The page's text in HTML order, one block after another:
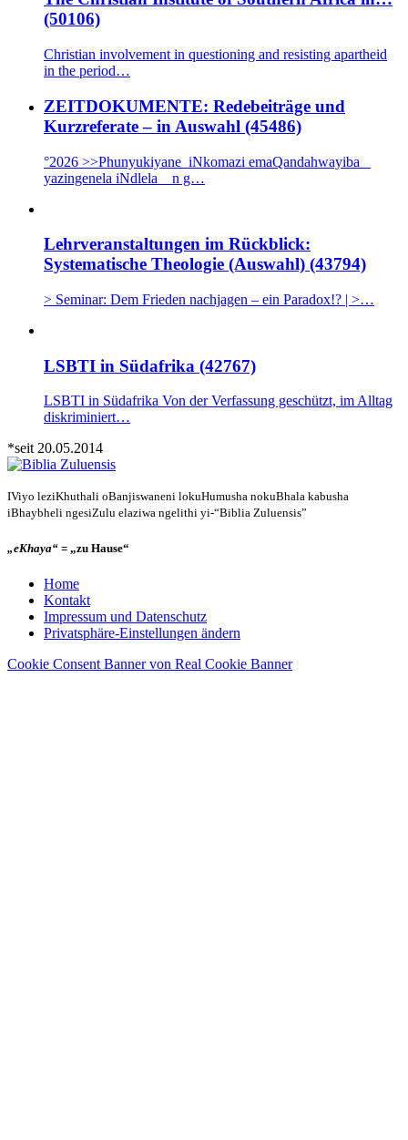
(50106)
Christian involvement in questioning and resisting apartheid
in the period…
ZEITDOKUMENTE: Redebeiträge und
Kurzreferate – in Auswahl (45486)
°2026 >>Phunyukiyane iNkomazi emaQandahwayiba _
yazingenela iNdlela n g…
Lehrveranstaltungen im Rückblick:
Systematische Theologie (Auswahl) (43794)
> Seminar: Dem Frieden nachjagen – ein Paradox!? | >…
LSBTI in Südafrika (42767)
LSBTI in Südafrika Von der Verfassung geschützt, im Alltag
diskriminiert…
*seit 20.05.2014
IViyo leziKhuthali oBanjiswaneni lokuHumusha nokuBhala kabusha
iBhaybheli ngesiZulu elaziwa ngelithi yi-“Biblia Zuluensis”
„eKhaya“ = „zu Hause“
Home
Kontakt
Impressum und Datenschutz
Privatsphäre-Einstellungen ändern
Cookie Consent Banner von Real Cookie Banner